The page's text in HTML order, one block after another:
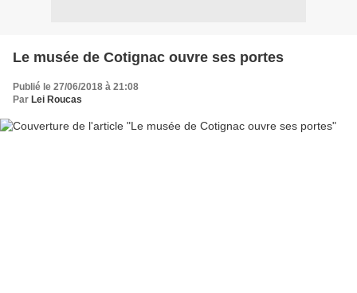
Le musée de Cotignac ouvre ses portes
Publié le 27/06/2018 à 21:08
Par Lei Roucas